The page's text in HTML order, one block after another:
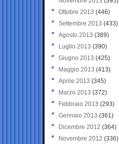
Ottobre 2013 (446)
Settembre 2013 (433)
Agosto 2013 (389)
Luglio 2013 (390)
Giugno 2013 (425)
Maggio 2013 (413)
Aprile 2013 (345)
Marzo 2013 (372)
Febbraio 2013 (293)
Gennaio 2013 (361)
Dicembre 2012 (364)
Novembre 2012 (336)